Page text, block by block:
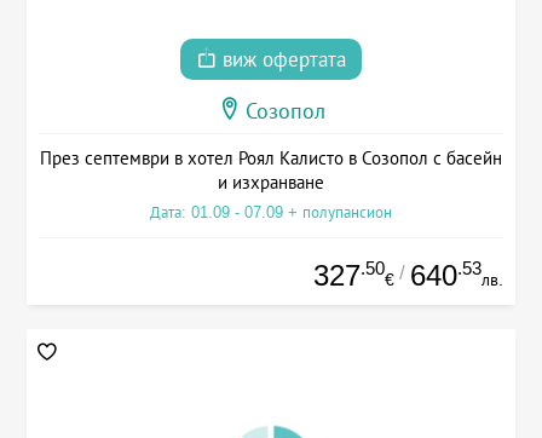
виж офертата
Созопол
През септември в хотел Роял Калисто в Созопол с басейн
и изхранване
Дата: 01.09 - 07.09 + полупансион
327.50
€ / 640.53
лв.